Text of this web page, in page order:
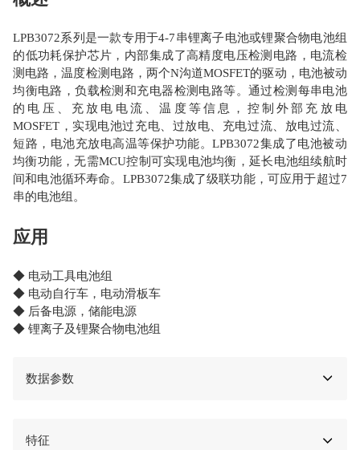
LPB3072系列是一款专用于4-7串锂离子电池或锂聚合物电池组
的低功耗保护芯片，内部集成了高精度电压检测电路，电流检
测电路，温度检测电路，两个N沟道MOSFET的驱动，电池被动
均衡电路，负载检测和充电器检测电路等。通过检测每串电池
的电压、充放电电流、温度等信息，控制外部充放电
MOSFET，实现电池过充电、过放电、充电过流、放电过流、
短路，电池充放电高温等保护功能。LPB3072集成了电池被动
均衡功能，无需MCU控制可实现电池均衡，延长电池组续航时
间和电池循环寿命。LPB3072集成了级联功能，可应用于超过7
串的电池组。
应用
◆ 电动工具电池组
◆ 电动自行车，电动滑板车
◆ 后备电源，储能电源
◆ 锂离子及锂聚合物电池组
数据参数
特征